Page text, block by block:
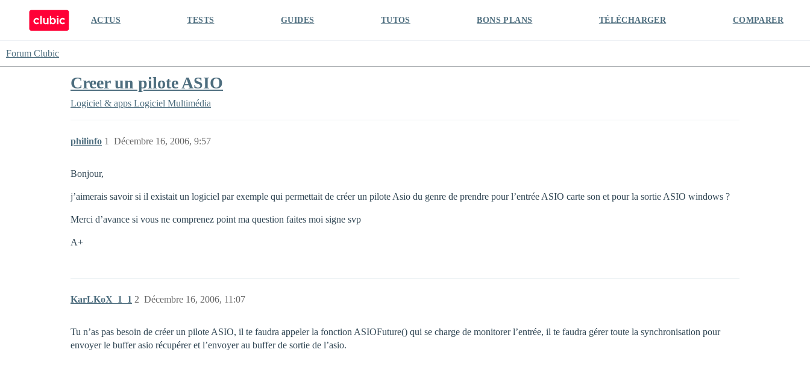
ACTUS TESTS GUIDES TUTOS BONS PLANS TÉLÉCHARGER COMPARER
Forum Clubic
Creer un pilote ASIO
Logiciel & apps Logiciel Multimédia
philinfo Décembre 16, 2006, 9:57
1
Bonjour,
j’aimerais savoir si il existait un logiciel par exemple qui permettait de créer un pilote Asio du genre de prendre pour l’entrée ASIO carte son et pour la sortie ASIO windows ?
Merci d’avance si vous ne comprenez point ma question faites moi signe svp
A+
KarLKoX_1_1 Décembre 16, 2006, 11:07
2
Tu n’as pas besoin de créer un pilote ASIO, il te faudra appeler la fonction ASIOFuture() qui se charge de monitorer l’entrée, il te faudra gérer toute la synchronisation pour
envoyer le buffer asio récupérer et l’envoyer au buffer de sortie de l’asio.